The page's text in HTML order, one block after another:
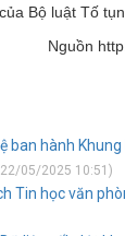
Bộ luật Tố
Nguồn
ban hành
05/2025 10:51)
Tin học văn